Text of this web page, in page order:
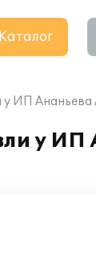
Каталог
ИП Ананьева
у